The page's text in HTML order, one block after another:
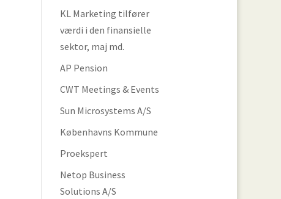
KL Marketing tilfører
værdi i den finansielle
sektor, maj md.
AP Pension
CWT Meetings & Events
Sun Microsystems A/S
Københavns Kommune
Proekspert
Netop Business
Solutions A/S